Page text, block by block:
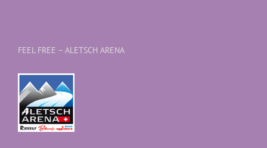
FEEL FREE – ALETSCH ARENA